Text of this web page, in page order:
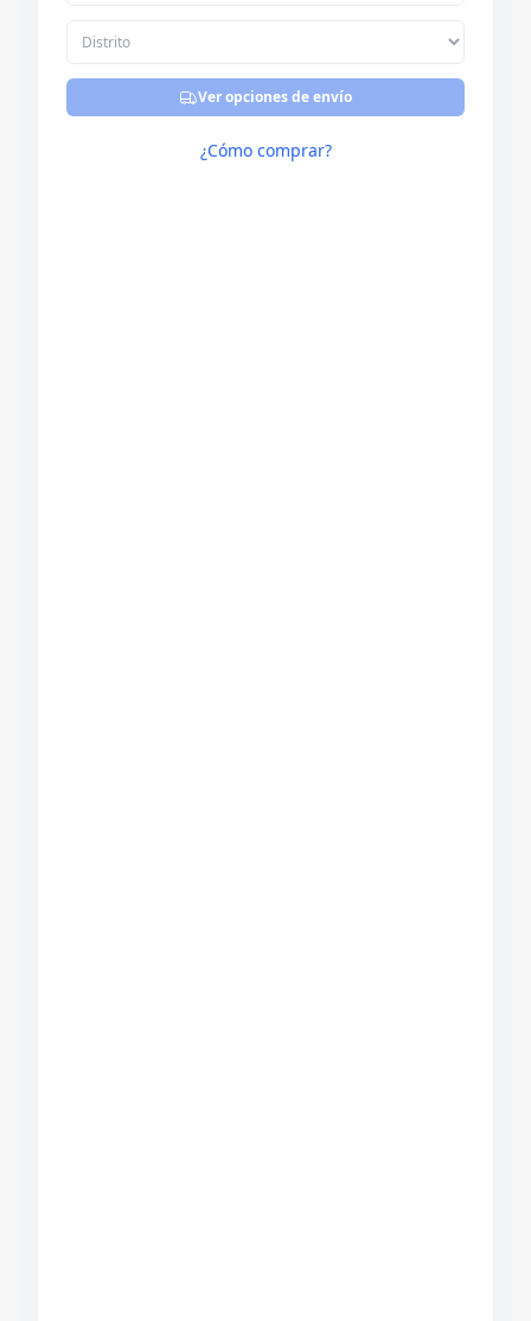
Ver opciones de envío
¿Cómo comprar?